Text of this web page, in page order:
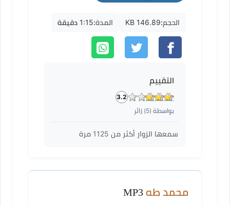
mp3
الحجم:146.89 KB المدة:1:15 دقيقة
التقييم
3.2
بواسطة (5) زائر
سمعها الزوار أكثر من 1125 مرة
محمد طه